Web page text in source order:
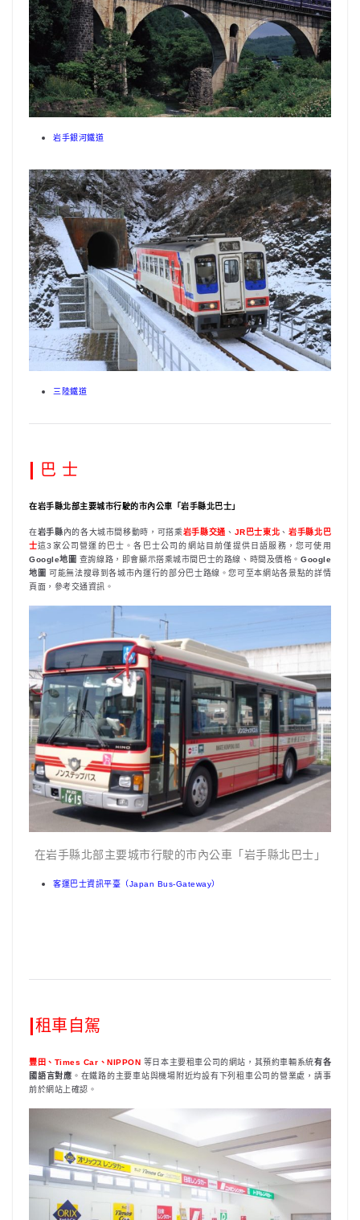
岩手銀河鐵道
三陸鐵道
| 巴 士
在岩手縣北部主要城市行駛的市內公車「岩手縣北巴士」
在岩手縣內的各大城市間移動時，可搭乘岩手縣交通 、 JR巴士東北 、 岩手縣北巴
士這3家公司營運的巴士。各巴士公司的網站目前僅提供日語服務，您可使用
Google地圖 查詢線路，即會顯示搭乘城市間巴士的路線、時間及價格。Google
地圖 可能無法搜尋到各城市內運行的部分巴士路線。您可至本網站各景點的詳情
頁面，參考交通資訊。
在岩手縣北部主要城市行駛的市內公車「岩手縣北巴士」
客運巴士資訊平臺（Japan Bus-Gateway）
|租車自駕
豐田、Times Car、NIPPON 等日本主要租車公司的網站，其預約車輛系統有各
國語言對應 。在鐵路的主要車站與機場附近均設有下列租車公司的營業處，請事
前於網站上確認。